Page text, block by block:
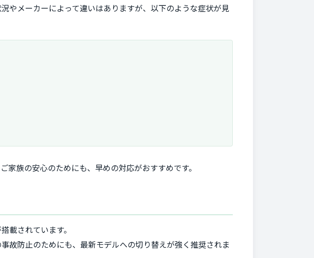
やメーカーによって違いはありますが、以下のような症状が見
族の安心のためにも、早めの対応がおすすめです。
載されています。
故防止のためにも、最新モデルへの切り替えが強く推奨されま